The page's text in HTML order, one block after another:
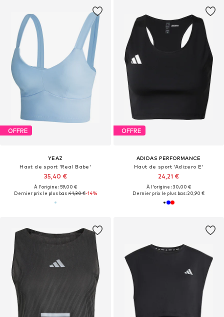
OFFRE
YEAZ
Haut de sport 'Real Babe'
35,40 €
À l'origine : 59,00 €
Dernier prix le plus bas :41,30 €-14%
OFFRE
ADIDAS PERFORMANCE
Haut de sport 'Adizero E'
24,21 €
À l'origine : 30,00 €
Dernier prix le plus bas :20,90 €